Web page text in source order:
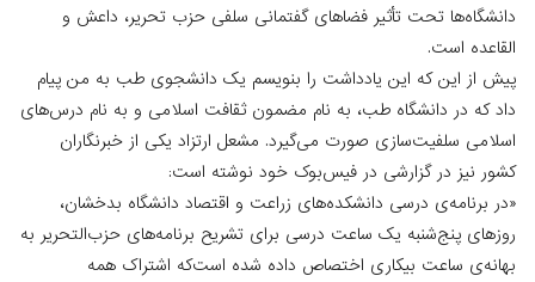
دانشگاه‌ها تحت تأثیر فضاهای گفتمانی سلفی حزب تحریر، داعش و
القاعده است.
پیش از این‌ که این یادداشت را بنویسم یک دانشجوی طب به من پیام
داد که در دانشگاه طب، به نام مضمون ثقافت اسلامی و به نام درس‌های
اسلامی سلفیت‌سازی صورت می‌گیرد. مشعل ارتزاد یکی از خبرنگاران
کشور نیز در گزارشی در فیس‌بوک خود نوشته است:
«در برنامه‌ی درسی دانشکده‌های زراعت و اقتصاد دانشگاه بدخشان،
روزهای پنج‌شنبه یک ساعت درسی برای تشریح برنامه‌های حزب‌التحریر به
بهانه‌ی ساعت بیکاری اختصاص داده شده است‌که اشتراک همه